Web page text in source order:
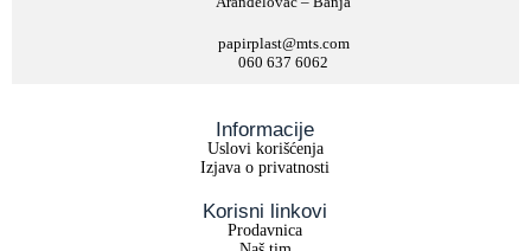
papirplast@mts.com
060 637 6062
Informacije
Uslovi korišćenja
Izjava o privatnosti
Korisni linkovi
Prodavnica